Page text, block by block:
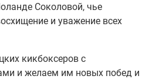
Соколовой, чье
и уважение всех
кикбоксеров с
и желаем им новых побед и